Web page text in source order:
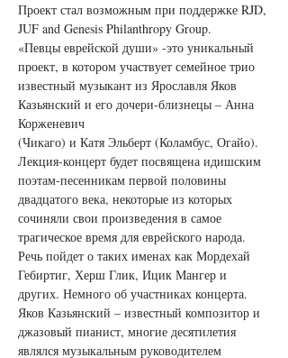
Проект стал возможным при поддержке RJD,
JUF and Genesis Philanthropy Group.
«Певцы еврейской души» -это уникальный
проект, в котором участвует семейное трио
известный музыкант из Ярославля Яков
Казьянский и его дочери-близнецы – Анна
Корженевич
(Чикаго) и Катя Эльберт (Коламбус, Огайо).
Лекция-концерт будет посвящена идишским
поэтам-песенникам первой половины
двадцатого века, некоторые из которых
сочиняли свои произведения в самое
трагическое время для еврейского народа.
Речь пойдет о таких именах как Мордехай
Гебиртиг, Херш Глик, Ицик Мангер и
других. Немного об участниках концерта.
Яков Казьянский – известный композитор и
джазовый пианист, многие десятилетия
являлся музыкальным руководителем